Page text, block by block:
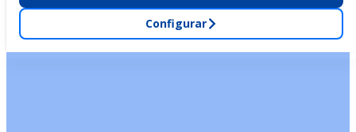
Configurar